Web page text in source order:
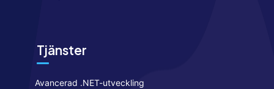
Tjänster
Avancerad .NET-utveckling